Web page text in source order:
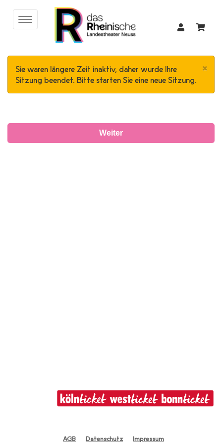
×
Sie waren längere Zeit inaktiv, daher wurde Ihre
Sitzung beendet. Bitte starten Sie eine neue Sitzung.
Weiter
AGB Datenschutz Impressum